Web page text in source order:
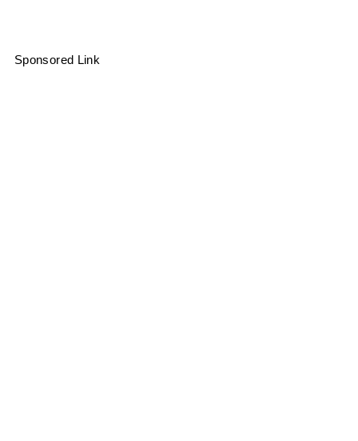
Sponsored Link